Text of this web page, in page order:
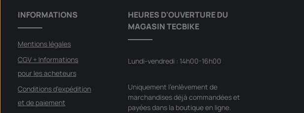
INFORMATIONS
Mentions légales
CGV + Informations
pour les acheteurs
Conditions d'expédition
et de paiement
HEURES D'OUVERTURE DU
MAGASIN TECBIKE
Lundi-vendredi : 14h00-16h00
Uniquement l'enlèvement de
marchandises déjà commandées et
payées dans la boutique en ligne.